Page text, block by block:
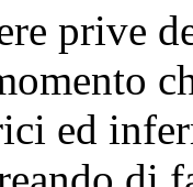
prive
ed